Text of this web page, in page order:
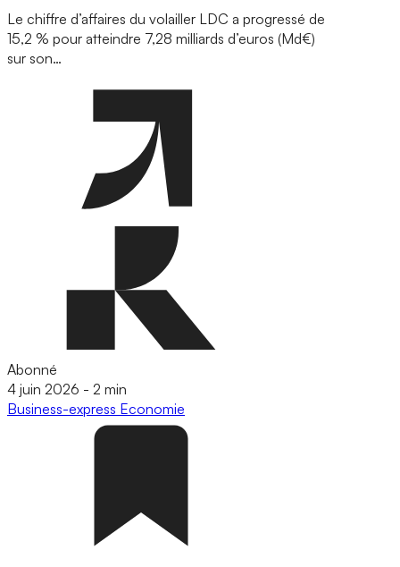
Le chiffre d’affaires du volailler LDC a progressé de
15,2 % pour atteindre 7,28 milliards d’euros (Md€)
sur son…
Abonné
4 juin 2026 - 2 min
Business-express Economie